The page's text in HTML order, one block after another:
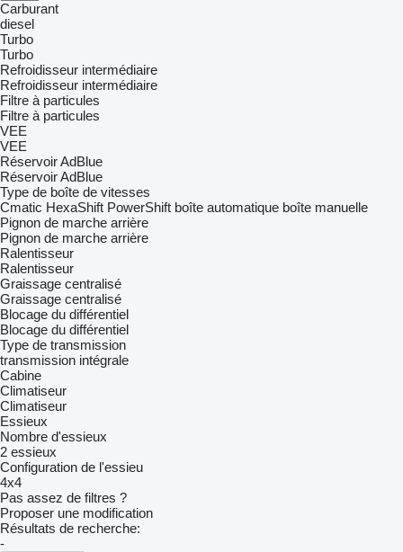
Carburant
diesel
Turbo
Turbo
Refroidisseur intermédiaire
Refroidisseur intermédiaire
Filtre à particules
Filtre à particules
VEE
VEE
Réservoir AdBlue
Réservoir AdBlue
Type de boîte de vitesses
Cmatic HexaShift PowerShift boîte automatique boîte manuelle
Pignon de marche arrière
Pignon de marche arrière
Ralentisseur
Ralentisseur
Graissage centralisé
Graissage centralisé
Blocage du différentiel
Blocage du différentiel
Type de transmission
transmission intégrale
Cabine
Climatiseur
Climatiseur
Essieux
Nombre d'essieux
2 essieux
Configuration de l'essieu
4x4
Pas assez de filtres ?
Proposer une modification
Résultats de recherche:
-